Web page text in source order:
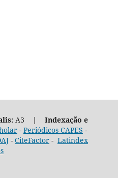
A3 | Indexação e
- Periódicos CAPES -
- CiteFactor- Latindex